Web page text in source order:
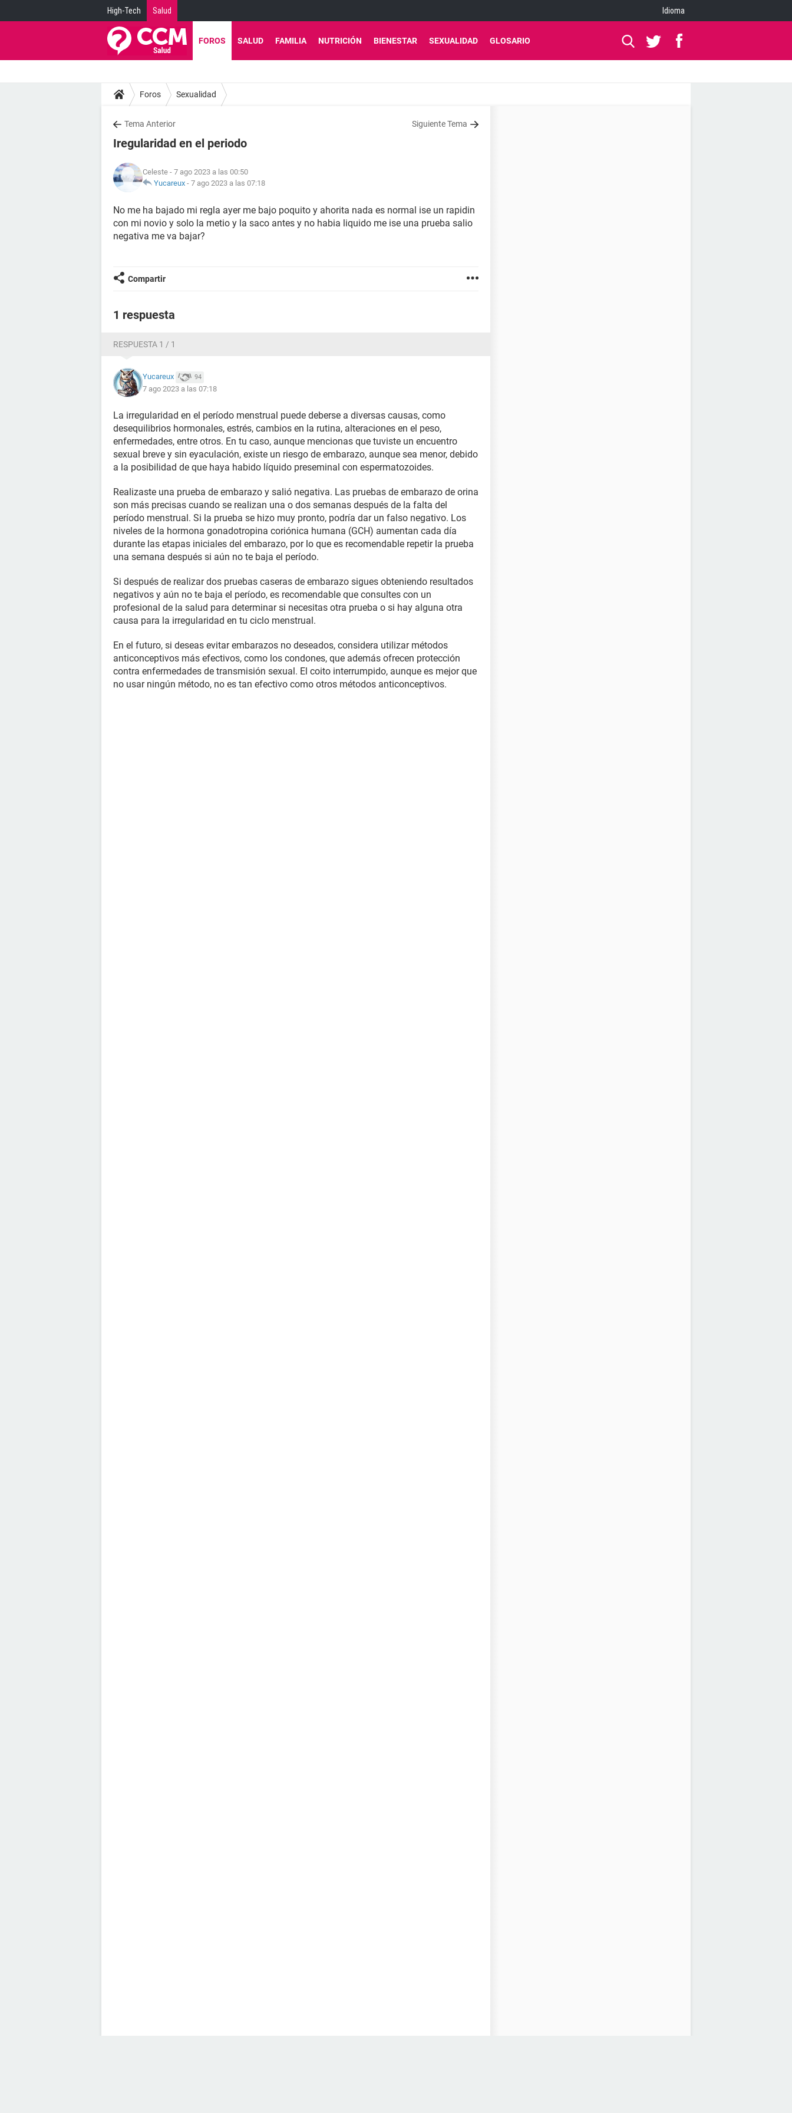
High-Tech Salud Idioma
FOROS SALUD FAMILIA NUTRICIÓN BIENESTAR SEXUALIDAD GLOSARIO
Foros Sexualidad
Tema Anterior Siguiente Tema
Iregularidad en el periodo
Celeste - 7 ago 2023 a las 00:50
Yucareux - 7 ago 2023 a las 07:18
No me ha bajado mi regla ayer me bajo poquito y ahorita nada es normal ise un rapidin
con mi novio y solo la metio y la saco antes y no habia liquido me ise una prueba salio
negativa me va bajar?
Compartir
1 respuesta
RESPUESTA 1 / 1
Yucareux 94
7 ago 2023 a las 07:18
La irregularidad en el período menstrual puede deberse a diversas causas, como
desequilibrios hormonales, estrés, cambios en la rutina, alteraciones en el peso,
enfermedades, entre otros. En tu caso, aunque mencionas que tuviste un encuentro
sexual breve y sin eyaculación, existe un riesgo de embarazo, aunque sea menor, debido
a la posibilidad de que haya habido líquido preseminal con espermatozoides.
Realizaste una prueba de embarazo y salió negativa. Las pruebas de embarazo de orina
son más precisas cuando se realizan una o dos semanas después de la falta del
período menstrual. Si la prueba se hizo muy pronto, podría dar un falso negativo. Los
niveles de la hormona gonadotropina coriónica humana (GCH) aumentan cada día
durante las etapas iniciales del embarazo, por lo que es recomendable repetir la prueba
una semana después si aún no te baja el período.
Si después de realizar dos pruebas caseras de embarazo sigues obteniendo resultados
negativos y aún no te baja el período, es recomendable que consultes con un
profesional de la salud para determinar si necesitas otra prueba o si hay alguna otra
causa para la irregularidad en tu ciclo menstrual.
En el futuro, si deseas evitar embarazos no deseados, considera utilizar métodos
anticonceptivos más efectivos, como los condones, que además ofrecen protección
contra enfermedades de transmisión sexual. El coito interrumpido, aunque es mejor que
no usar ningún método, no es tan efectivo como otros métodos anticonceptivos.